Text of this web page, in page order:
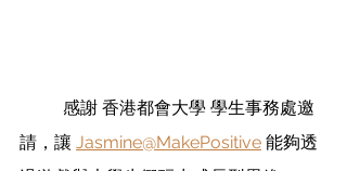
請，讓 Jasmine@MakePositive 能夠透